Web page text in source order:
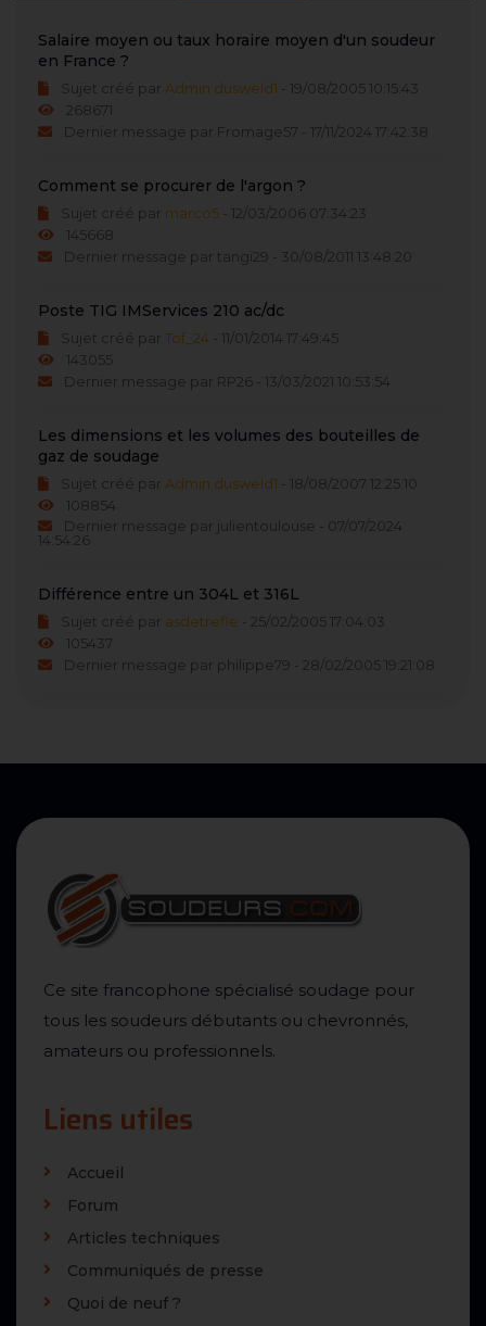
Salaire moyen ou taux horaire moyen d'un soudeur
en France ?
Sujet créé par Admin dusweld1 - 19/08/2005 10:15:43
268671
Dernier message par Fromage57 - 17/11/2024 17:42:38
Comment se procurer de l'argon ?
Sujet créé par marco5 - 12/03/2006 07:34:23
145668
Dernier message par tangi29 - 30/08/2011 13:48:20
Poste TIG IMServices 210 ac/dc
Sujet créé par Tof_24 - 11/01/2014 17:49:45
143055
Dernier message par RP26 - 13/03/2021 10:53:54
Les dimensions et les volumes des bouteilles de
gaz de soudage
Sujet créé par Admin dusweld1 - 18/08/2007 12:25:10
108854
Dernier message par julientoulouse - 07/07/2024
14:54:26
Différence entre un 304L et 316L
Sujet créé par asdetrefle - 25/02/2005 17:04:03
105437
Dernier message par philippe79 - 28/02/2005 19:21:08
Ce site francophone spécialisé soudage pour
tous les soudeurs débutants ou chevronnés,
amateurs ou professionnels.
Liens utiles
Accueil
Forum
Articles techniques
Communiqués de presse
Quoi de neuf ?